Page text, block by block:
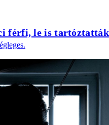
férfi, le is